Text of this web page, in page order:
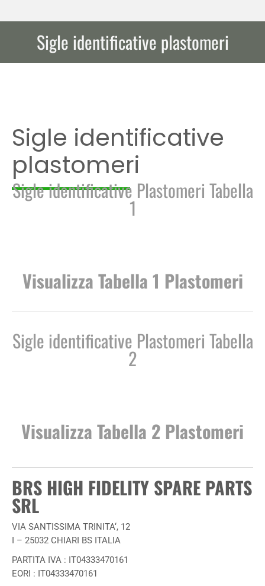
Sigle identificative plastomeri
Tu sei qui:
Sigle identificative
plastomeri
Sigle identificative Plastomeri Tabella
1
Visualizza Tabella 1 Plastomeri
Sigle identificative Plastomeri Tabella
2
Visualizza Tabella 2 Plastomeri
BRS HIGH FIDELITY SPARE PARTS
SRL
VIA SANTISSIMA TRINITA‘, 12
I – 25032 CHIARI BS ITALIA
PARTITA IVA : IT04333470161
EORI : IT04333470161